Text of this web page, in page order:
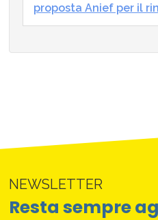
proposta Anief per il
NEWSLETTER
Resta sempre